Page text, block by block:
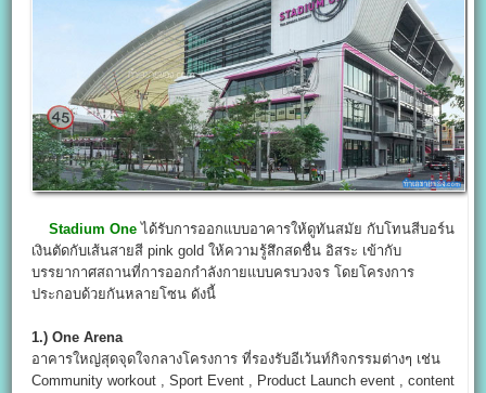
Stadium One ได้รับการออกแบบอาคารให้ดูทันสมัย กับโทนสีบอร์น
เงินตัดกับเส้นสายสี pink gold ให้ความรู้สึกสดชื่น อิสระ เข้ากับ
บรรยากาศสถานที่การออกกำลังกายแบบครบวงจร โดยโครงการ
ประกอบด้วยกันหลายโซน ดังนี้
1.) One Arena
อาคารใหญ่สุดจุดใจกลางโครงการ ที่รองรับอีเว้นท์กิจกรรมต่างๆ เช่น
Community workout , Sport Event , Product Launch event , content